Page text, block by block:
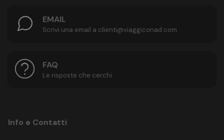
EMAIL
Scrivi una email a clienti@viaggiconad.com
FAQ
Le risposte che cerchi
Info e Contatti